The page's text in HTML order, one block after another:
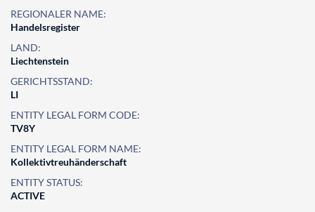
REGIONALER NAME:
Handelsregister
LAND:
Liechtenstein
GERICHTSSTAND:
LI
ENTITY LEGAL FORM CODE:
TV8Y
ENTITY LEGAL FORM NAME:
Kollektivtreuhänderschaft
ENTITY STATUS:
ACTIVE